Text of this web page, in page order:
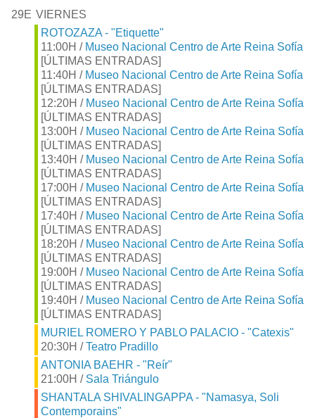
29E VIERNES
ROTOZAZA - "Etiquette"
11:00H / Museo Nacional Centro de Arte Reina Sofía
[ÚLTIMAS ENTRADAS]
11:40H / Museo Nacional Centro de Arte Reina Sofía
[ÚLTIMAS ENTRADAS]
12:20H / Museo Nacional Centro de Arte Reina Sofía
[ÚLTIMAS ENTRADAS]
13:00H / Museo Nacional Centro de Arte Reina Sofía
[ÚLTIMAS ENTRADAS]
13:40H / Museo Nacional Centro de Arte Reina Sofía
[ÚLTIMAS ENTRADAS]
17:00H / Museo Nacional Centro de Arte Reina Sofía
[ÚLTIMAS ENTRADAS]
17:40H / Museo Nacional Centro de Arte Reina Sofía
[ÚLTIMAS ENTRADAS]
18:20H / Museo Nacional Centro de Arte Reina Sofía
[ÚLTIMAS ENTRADAS]
19:00H / Museo Nacional Centro de Arte Reina Sofía
[ÚLTIMAS ENTRADAS]
19:40H / Museo Nacional Centro de Arte Reina Sofía
[ÚLTIMAS ENTRADAS]
MURIEL ROMERO Y PABLO PALACIO - "Catexis"
20:30H /Teatro Pradillo
ANTONIA BAEHR - "Reír"
21:00H / Sala Triángulo
SHANTALA SHIVALINGAPPA - "Namasya, Soli
Contemporains"